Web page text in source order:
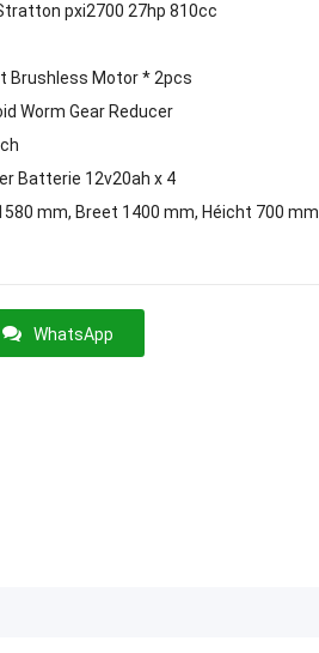
pxi2700 27hp 810cc
Brushless Motor * 2pcs
Worm Gear Reducer
Batterie 12v20ah x 4
mm, Breet 1400 mm, Héicht 700 mm
WhatsApp